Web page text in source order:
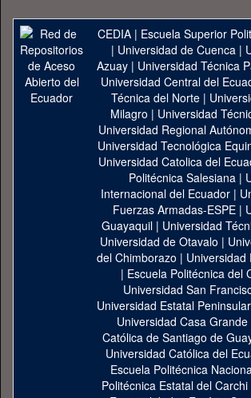
CEDIA| Escuela Superior
| Universidad de Cuenca|
Azuay| Universidad Técnica
Universidad Central del
Técnica del Norte |
Milagro | Universidad
Universidad Regional
Universidad Tecnológica
Universidad Catolica del
Politécnica Salesiana |
Internacional del Ecuador |
Fuerzas Armadas-ESPE |
Guayaquil| Universidad
Universidad de Otavalo |
del Chimborazo | Universidad
| Escuela Politécnica del
Universidad San
Universidad Estatal
Universidad Casa Grande
Católica de Santiago de
Universidad Católica del
Escuela Politécnica
Politécnica Estatal del Carchi